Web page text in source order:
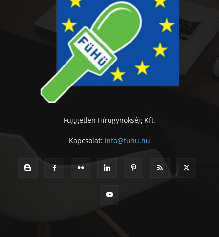
Független Hírügynökség Kft.
Kapcsolat: info@fuhu.hu